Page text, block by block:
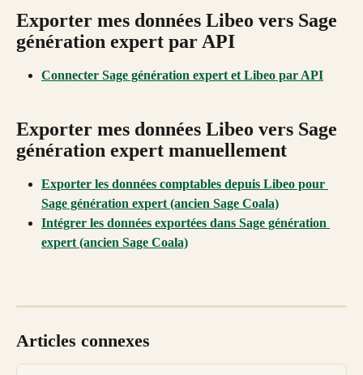
Exporter mes données Libeo vers Sage
génération expert par API
Connecter Sage génération expert et Libeo par API
Exporter mes données Libeo vers Sage
génération expert manuellement
Exporter les données comptables depuis Libeo pour
Sage génération expert (ancien Sage Coala)
Intégrer les données exportées dans Sage génération
expert (ancien Sage Coala)
Articles connexes